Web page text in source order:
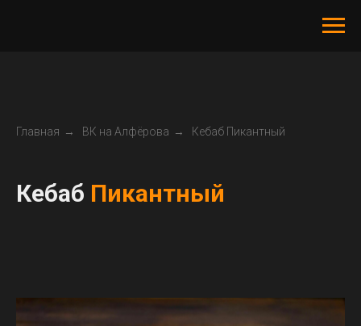
Главная → ВК на Алфёрова → Кебаб Пикантный
Кебаб Пикантный